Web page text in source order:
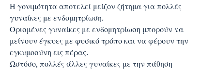
Η γονιμότητα αποτελεί μείζον ζήτημα για πολλές
γυναίκες με ενδομητρίωση.
Ορισμένες γυναίκες με ενδομητρίωση μπορούν να
μείνουν έγκυες με φυσικό τρόπο και να φέρουν την
εγκυμοσύνη εις πέρας.
Ωστόσο, πολλές άλλες γυναίκες με την πάθηση